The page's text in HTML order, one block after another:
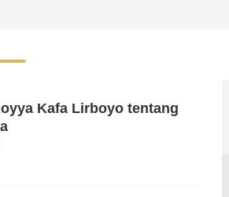
Kafa Lirboyo tentang